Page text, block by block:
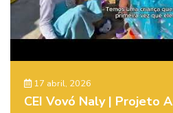
17 abril, 2026
CEI Vovó Naly | Projeto